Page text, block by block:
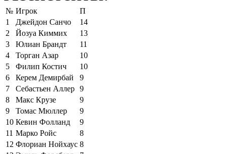
№ Игрок
П
1
Джейдон Санчо
14
2
Йозуа Киммих
13
3
Юлиан Брандт
11
4
Торган Азар
10
5
Филип Костич
10
6
Керем Демирбай
9
7
Себастьен Аллер 9
8
Макс Крузе
9
9
Томас Мюллер
9
10 Кевин Фолланд
9
11 Марко Ройс
8
12 Флориан Нойхаус 8